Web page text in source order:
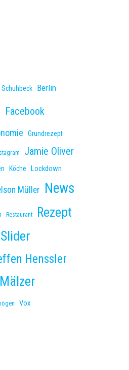
Berlin
Facebook
Grundrezept
Jamie Oliver
Köche Lockdown
Müller News
Restaurant Rezept
Slider
Henssler
Vox